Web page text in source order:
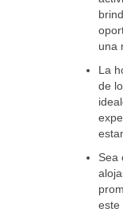
una
La
de
Sea
este